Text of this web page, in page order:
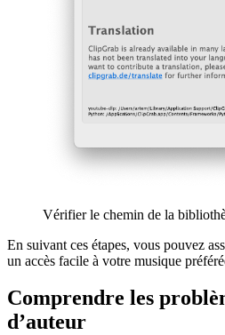
Vérifier le chemin de la
En suivant ces étapes, vous pouvez
un accès facile à votre musique
Comprendre les
d’auteur